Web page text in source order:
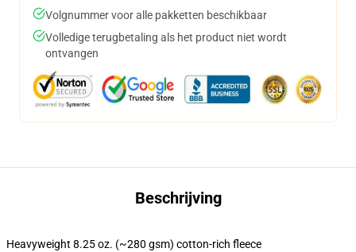
Volgnummer voor alle pakketten beschikbaar
Volledige terugbetaling als het product niet wordt
ontvangen
Beschrijving
Heavyweight 8.25 oz. (~280 gsm) cotton-rich fleece